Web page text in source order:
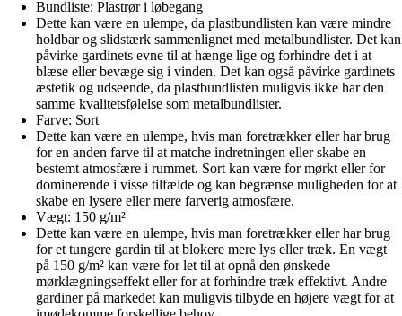
Bundliste: Plastrør i løbegang
Dette kan være en ulempe, da plastbundlisten kan være mindre
holdbar og slidstærk sammenlignet med metalbundlister. Det kan
påvirke gardinets evne til at hænge lige og forhindre det i at
blæse eller bevæge sig i vinden. Det kan også påvirke gardinets
æstetik og udseende, da plastbundlisten muligvis ikke har den
samme kvalitetsfølelse som metalbundlister.
Farve: Sort
Dette kan være en ulempe, hvis man foretrækker eller har brug
for en anden farve til at matche indretningen eller skabe en
bestemt atmosfære i rummet. Sort kan være for mørkt eller for
dominerende i visse tilfælde og kan begrænse muligheden for at
skabe en lysere eller mere farverig atmosfære.
Vægt: 150 g/m²
Dette kan være en ulempe, hvis man foretrækker eller har brug
for et tungere gardin til at blokere mere lys eller træk. En vægt
på 150 g/m² kan være for let til at opnå den ønskede
mørklægningseffekt eller for at forhindre træk effektivt. Andre
gardiner på markedet kan muligvis tilbyde en højere vægt for at